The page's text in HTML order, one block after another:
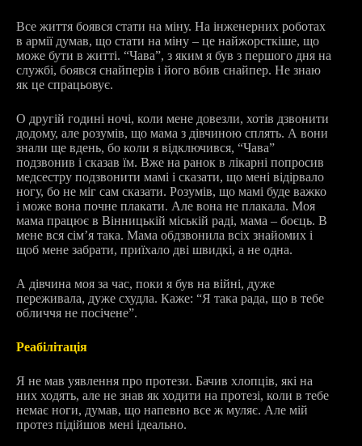
Все життя боявся стати на міну. На інженерних роботах
в армії думав, що стати на міну – це найжорсткіше, що
може бути в житті. “Чава”, з яким я був з першого дня на
службі, боявся снайперів і його вбив снайпер. Не знаю
як це спрацьовує.
О другій годині ночі, коли мене довезли, хотів дзвонити
додому, але розумів, що мама з дівчиною сплять. А вони
знали ще вдень, бо коли я відключився, “Чава”
подзвонив і сказав їм. Вже на ранок в лікарні попросив
медсестру подзвонити мамі і сказати, що мені відірвало
ногу, бо не міг сам сказати. Розумів, що мамі буде важко
і може вона почне плакати. Але вона не плакала. Моя
мама працює в Вінницькій міській раді, мама – боєць. В
мене вся сім’я така. Мама обдзвонила всіх знайомих і
щоб мене забрати, приїхало дві швидкі, а не одна.
А дівчина моя за час, поки я був на війні, дуже
переживала, дуже схудла. Каже: “Я така рада, що в тебе
обличчя не посічене”.
Реабілітація
Я не мав уявлення про протези. Бачив хлопців, які на
них ходять, але не знав як ходити на протезі, коли в тебе
немає ноги, думав, що напевно все ж муляє. Але мій
протез підійшов мені ідеально.